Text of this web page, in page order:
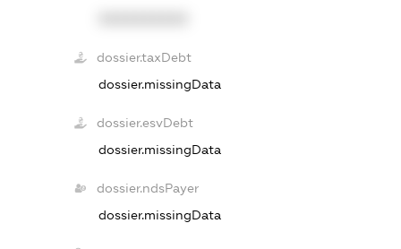
dossier.taxDebt
dossier.missingData
dossier.esvDebt
dossier.missingData
dossier.ndsPayer
dossier.missingData